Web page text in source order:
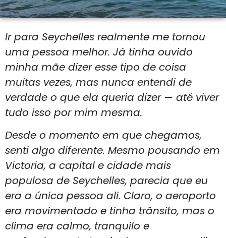
Ir para Seychelles realmente me tornou
uma pessoa melhor. Já tinha ouvido
minha mãe dizer esse tipo de coisa
muitas vezes, mas nunca entendi de
verdade o que ela queria dizer — até viver
tudo isso por mim mesma.
Desde o momento em que chegamos,
senti algo diferente. Mesmo pousando em
Victoria, a capital e cidade mais
populosa de Seychelles, parecia que eu
era a única pessoa ali. Claro, o aeroporto
era movimentado e tinha trânsito, mas o
clima era calmo, tranquilo e